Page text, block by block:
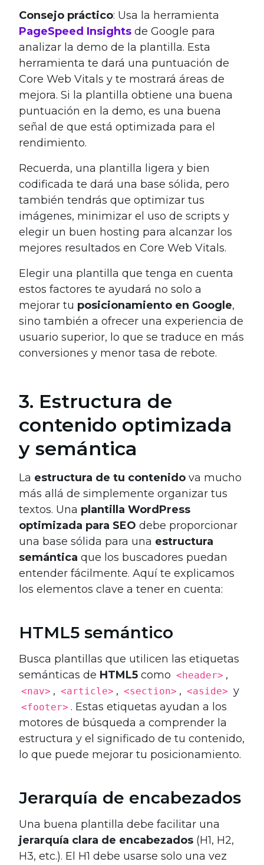
Consejo práctico: Usa la herramienta
PageSpeed Insights de Google para
analizar la demo de la plantilla. Esta
herramienta te dará una puntuación de
Core Web Vitals y te mostrará áreas de
mejora. Si la plantilla obtiene una buena
puntuación en la demo, es una buena
señal de que está optimizada para el
rendimiento.
Recuerda, una plantilla ligera y bien
codificada te dará una base sólida, pero
también tendrás que optimizar tus
imágenes, minimizar el uso de scripts y
elegir un buen hosting para alcanzar los
mejores resultados en Core Web Vitals.
Elegir una plantilla que tenga en cuenta
estos factores te ayudará no solo a
mejorar tu posicionamiento en Google,
sino también a ofrecer una experiencia de
usuario superior, lo que se traduce en más
conversiones y menor tasa de rebote.
3. Estructura de
contenido optimizada
y semántica
La estructura de tu contenido va mucho
más allá de simplemente organizar tus
textos. Una plantilla WordPress
optimizada para SEO debe proporcionar
una base sólida para una estructura
semántica que los buscadores puedan
entender fácilmente. Aquí te explicamos
los elementos clave a tener en cuenta:
HTML5 semántico
Busca plantillas que utilicen las etiquetas
semánticas de HTML5 como <header> ,
<nav> , <article> , <section> , <aside> y
<footer> . Estas etiquetas ayudan a los
motores de búsqueda a comprender la
estructura y el significado de tu contenido,
lo que puede mejorar tu posicionamiento.
Jerarquía de encabezados
Una buena plantilla debe facilitar una
jerarquía clara de encabezados (H1, H2,
H3, etc.). El H1 debe usarse solo una vez